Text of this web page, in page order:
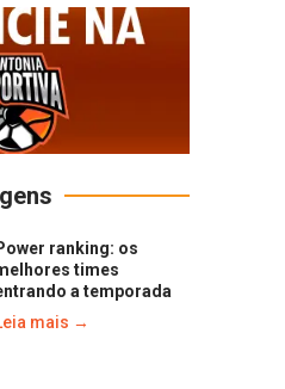
ranking: os
times
a temporada
mais →